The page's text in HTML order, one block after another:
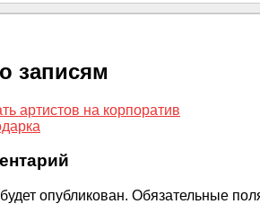
записям
артистов на корпоратив
опубликован. Обязательные